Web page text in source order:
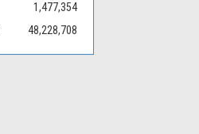
1,477,354
48,228,708